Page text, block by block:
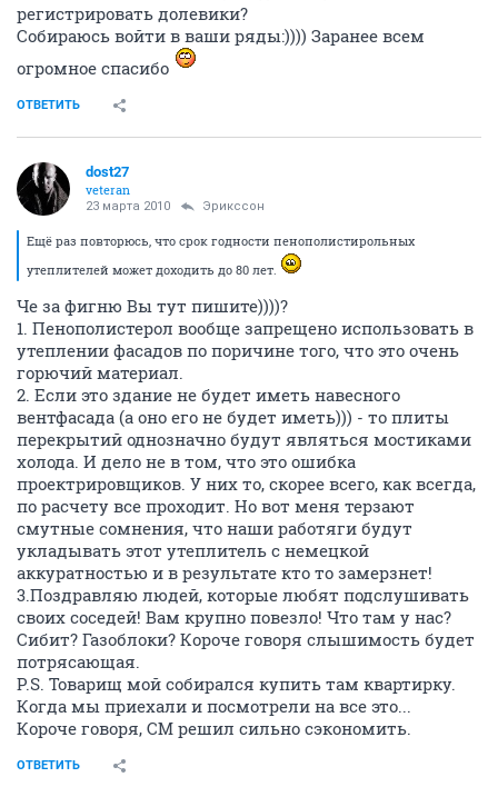
регистрировать долевики?
Собираюсь войти в ваши ряды:)))) Заранее всем
огромное спасибо
ОТВЕТИТЬ
dost27
veteran
23 марта 2010 Эрикссон
Ещё раз повторюсь, что срок годности пенополистирольных
утеплителей может доходить до 80 лет.
Че за фигню Вы тут пишите))))?
1. Пенополистерол вообще запрещено использовать в
утеплении фасадов по поричине того, что это очень
горючий материал.
2. Если это здание не будет иметь навесного
вентфасада (а оно его не будет иметь))) - то плиты
перекрытий однозначно будут являться мостиками
холода. И дело не в том, что это ошибка
проектрировщиков. У них то, скорее всего, как всегда,
по расчету все проходит. Но вот меня терзают
смутные сомнения, что наши работяги будут
укладывать этот утеплитель с немецкой
аккуратностью и в результате кто то замерзнет!
3.Поздравляю людей, которые любят подслушивать
своих соседей! Вам крупно повезло! Что там у нас?
Сибит? Газоблоки? Короче говоря слышимость будет
потрясающая.
P.S. Товарищ мой собирался купить там квартирку.
Когда мы приехали и посмотрели на все это...
Короче говоря, СМ решил сильно сэкономить.
ОТВЕТИТЬ